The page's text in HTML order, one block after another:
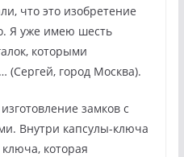
что это изобретение
Я уже имею шесть
которыми
(Сергей, город Москва).
замков с
Внутри капсулы-ключа
которая